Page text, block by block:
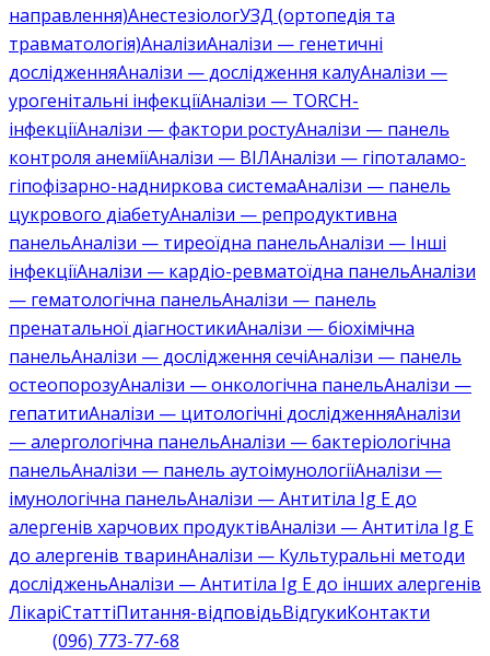
направлення)АнестезіологУЗД (ортопедія та
травматологія)АналізиАналізи — генетичні
дослідженняАналізи — дослідження калуАналізи —
урогенітальні інфекціїАналізи — TORCH-
інфекціїАналізи — фактори ростуАналізи — панель
контроля анеміїАналізи — ВІЛАналізи — гіпоталамо-
гіпофізарно-надниркова системаАналізи — панель
цукрового діабетуАналізи — репродуктивна
панельАналізи — тиреоїдна панельАналізи — Інші
інфекціїАналізи — кардіо-ревматоїдна панельАналізи
— гематологічна панельАналізи — панель
пренатальної діагностикиАналізи — біохімічна
панельАналізи — дослідження сечіАналізи — панель
остеопорозуАналізи — онкологічна панельАналізи —
гепатитиАналізи — цитологічні дослідженняАналізи
— алергологічна панельАналізи — бактеріологічна
панельАналізи — панель аутоімунологіїАналізи —
імунологічна панельАналізи — Антитіла Ig E до
алергенів харчових продуктівАналізи — Антитіла Ig E
до алергенів тваринАналізи — Культуральні методи
дослідженьАналізи — Антитіла Ig E до інших алергенів
ЛікаріСтаттіПитання-відповідьВідгукиКонтакти
(096) 773-77-68